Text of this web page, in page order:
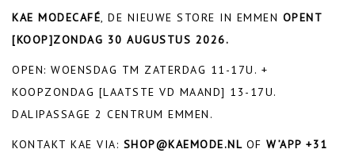
KAE MODECAFÉ, DE NIEUWE STORE IN EMMEN OPENT
[KOOP]ZONDAG 30 AUGUSTUS 2026.
OPEN: WOENSDAG TM ZATERDAG 11-17U. +
KOOPZONDAG [LAATSTE VD MAAND] 13-17U.
DALIPASSAGE 2 CENTRUM EMMEN.
KONTAKT KAE VIA: SHOP@KAEMODE.NL OF W’APP +31